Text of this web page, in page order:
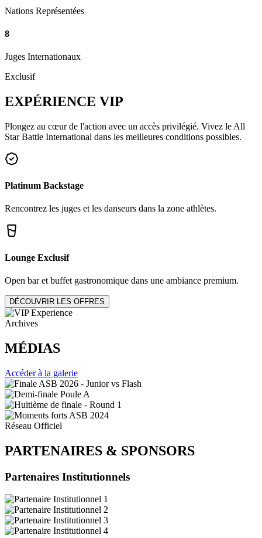
Nations Représentées
8
Juges Internationaux
Exclusif
EXPÉRIENCE VIP
Plongez au cœur de l'action avec un accès privilégié. Vivez le All
Star Battle International dans les meilleures conditions possibles.
Platinum Backstage
Rencontrez les juges et les danseurs dans la zone athlètes.
Lounge Exclusif
Open bar et buffet gastronomique dans une ambiance premium.
DÉCOUVRIR LES OFFRES
Archives
MÉDIAS
Accéder à la galerie
Réseau Officiel
PARTENAIRES & SPONSORS
Partenaires Institutionnels